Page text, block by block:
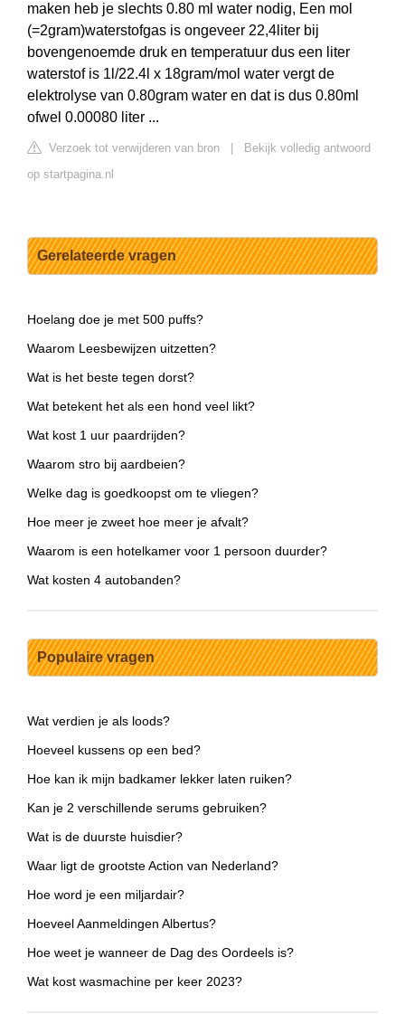
maken heb je slechts 0.80 ml water nodig, Een mol
(=2gram)waterstofgas is ongeveer 22,4liter bij
bovengenoemde druk en temperatuur dus een liter
waterstof is 1l/22.4l x 18gram/mol water vergt de
elektrolyse van 0.80gram water en dat is dus 0.80ml
ofwel 0.00080 liter ...
Verzoek tot verwijderen van bron
Bekijk volledig antwoord
op startpagina.nl
Gerelateerde vragen
Hoelang doe je met 500 puffs?
Waarom Leesbewijzen uitzetten?
Wat is het beste tegen dorst?
Wat betekent het als een hond veel likt?
Wat kost 1 uur paardrijden?
Waarom stro bij aardbeien?
Welke dag is goedkoopst om te vliegen?
Hoe meer je zweet hoe meer je afvalt?
Waarom is een hotelkamer voor 1 persoon duurder?
Wat kosten 4 autobanden?
Populaire vragen
Wat verdien je als loods?
Hoeveel kussens op een bed?
Hoe kan ik mijn badkamer lekker laten ruiken?
Kan je 2 verschillende serums gebruiken?
Wat is de duurste huisdier?
Waar ligt de grootste Action van Nederland?
Hoe word je een miljardair?
Hoeveel Aanmeldingen Albertus?
Hoe weet je wanneer de Dag des Oordeels is?
Wat kost wasmachine per keer 2023?